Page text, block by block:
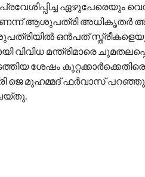
ഏഴുപേരെയും
ആശുപത്രി അധികൃതർ
ഒൻപത് സ്ത്രീകളെയും
വിവിധ മന്ത്രിമാരെ
ശേഷം കുറ്റക്കാർക്കെതിരെ
ജെ മുഹമ്മദ് ഫർവാസ്